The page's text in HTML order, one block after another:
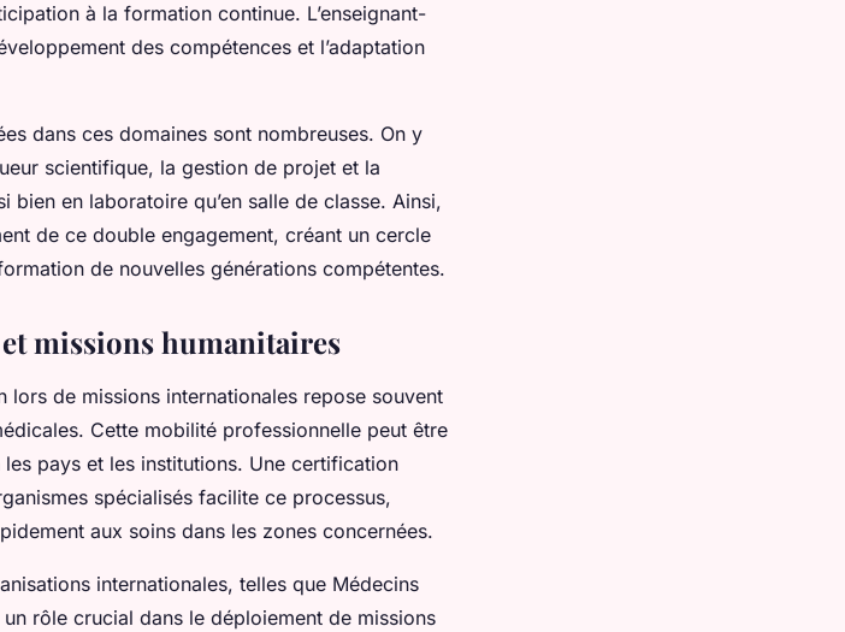
à la formation continue. L’enseignant-
des compétences et l’adaptation
dans ces domaines sont nombreuses. On y
scientifique, la gestion de projet et la
en laboratoire qu’en salle de classe. Ainsi,
de ce double engagement, créant un cercle
de nouvelles générations compétentes.
missions humanitaires
lors de missions internationales repose souvent
Cette mobilité professionnelle peut être
pays et les institutions. Une certification
spécialisés facilite ce processus,
aux soins dans les zones concernées.
internationales, telles que Médecins
rôle crucial dans le déploiement de missions